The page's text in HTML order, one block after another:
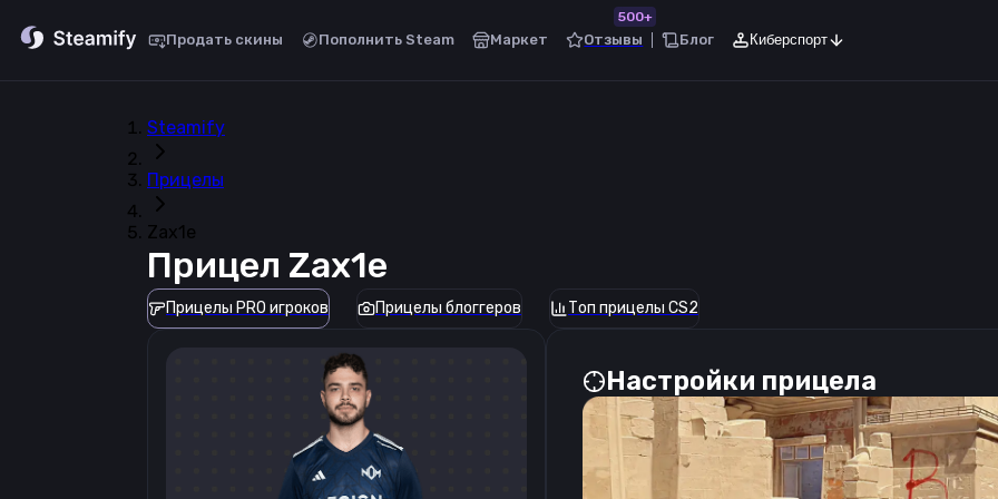
Продать скины Пополнить Steam Маркет Отзывы
500+
Блог Киберспорт
Steamify
Прицелы
Zax1e
Прицел Zax1e
Прицелы PRO игроков Прицелы блоггеров Топ прицелы CS2
Настройки прицела